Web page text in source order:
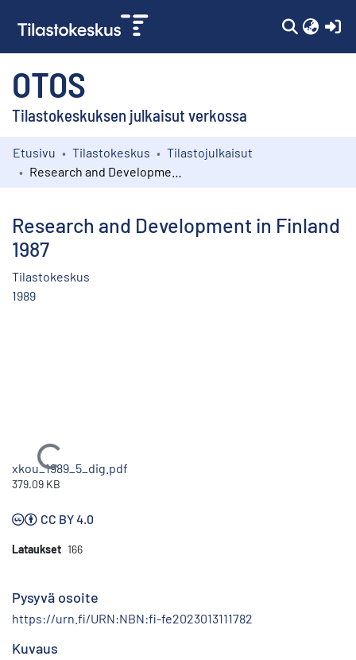
OTOS
Tilastokeskuksen julkaisut verkossa
Kokoelmat
Etusivu Tilastokeskus
Tilastojulkaisut
Research and Development in Finland
1987
Tilastokeskus
1989
Ladataan...
xkou_1989_5_dig.pdf
379.09 KB
CC BY 4.0
Lataukset 166
Pysyvä osoite
https://urn.fi/URN:NBN:fi-fe2023013111782
Kuvaus